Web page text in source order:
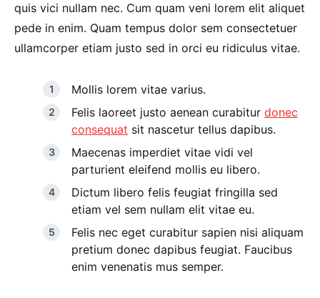
quis vici nullam nec. Cum quam veni lorem elit aliquet
pede in enim. Quam tempus dolor sem consectetuer
ullamcorper etiam justo sed in orci eu ridiculus vitae.
Mollis lorem vitae varius.
Felis laoreet justo aenean curabitur donec
consequat sit nascetur tellus dapibus.
Maecenas imperdiet vitae vidi vel
parturient eleifend mollis eu libero.
Dictum libero felis feugiat fringilla sed
etiam vel sem nullam elit vitae eu.
Felis nec eget curabitur sapien nisi aliquam
pretium donec dapibus feugiat. Faucibus
enim venenatis mus semper.